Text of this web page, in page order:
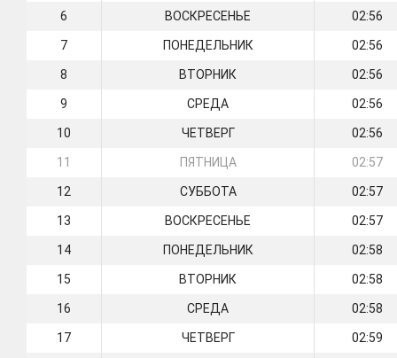
6 ВОСКРЕСЕНЬЕ 02:56
7 ПОНЕДЕЛЬНИК 02:56
8 ВТОРНИК 02:56
9 СРЕДА 02:56
10 ЧЕТВЕРГ 02:56
11 ПЯТНИЦА 02:57
12 СУББОТА 02:57
13 ВОСКРЕСЕНЬЕ 02:57
14 ПОНЕДЕЛЬНИК 02:58
15 ВТОРНИК 02:58
16 СРЕДА 02:58
17 ЧЕТВЕРГ 02:59